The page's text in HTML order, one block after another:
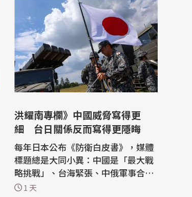
洪耀南專欄》中國威脅寫得更
細 台日關係反而寫得更隱晦
每年日本公布《防衛白皮書》，媒體
標題總是大同小異：中國是「最大戰
略挑戰」、台海緊張、中俄軍事合作
升高。自2022年安保三文件公布後，
1 天